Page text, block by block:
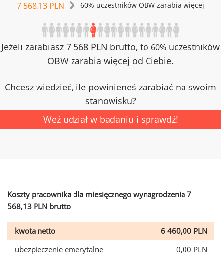
7 568,13 PLN 60% uczestników OBW zarabia więcej
Jeżeli zarabiasz 7 568 PLN brutto, to 60% uczestników
OBW zarabia więcej od Ciebie.
Chcesz wiedzieć, ile powinieneś zarabiać na swoim
stanowisku?
Weź udział w badaniu i sprawdź!
Koszty pracownika dla miesięcznego wynagrodzenia 7
568,13 PLN brutto
kwota netto
6 460,00 PLN
ubezpieczenie emerytalne
0,00 PLN